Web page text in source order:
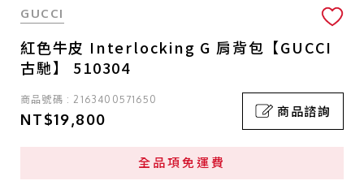
GUCCI
紅色牛皮 Interlocking G 肩背包【GUCCI
古馳】 510304
商品號碼 : 2163400571650
NT$19,800 商品諮詢
全品項免運費